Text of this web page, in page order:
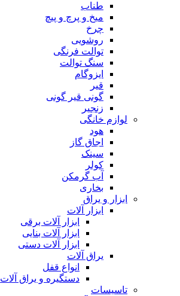
طناب
میخ و پرچ و پیچ
چرخ
روشویی
توالت فرنگی
سنگ توالت
ایزوگام
قیر
گونی قیر گونی
زنجیر
لوازم خانگی
هود
اجاق گاز
سینک
کولر
آب گرمکن
بخاری
ابزار و یراق
ابزار آلات
ابزار آلات برقی
ابزار آلات بنایی
ابزار آلات دستی
یراق آلات
انواع قفل
دستگیره و یراق آلات
تاسیسات